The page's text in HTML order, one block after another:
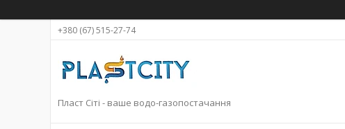
+380 (67) 515-27-74
Пласт Сіті - ваше водо-газопостачання